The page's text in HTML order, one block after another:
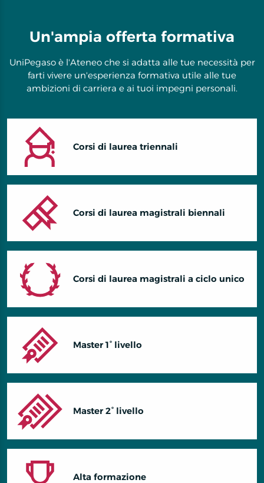
Un'ampia offerta formativa
UniPegaso è l'Ateneo che si adatta alle tue necessità per
farti vivere un'esperienza formativa utile alle tue
ambizioni di carriera e ai tuoi impegni personali.
Corsi di laurea triennali
Corsi di laurea magistrali biennali
Corsi di laurea magistrali a ciclo unico
Master 1° livello
Master 2° livello
Alta formazione